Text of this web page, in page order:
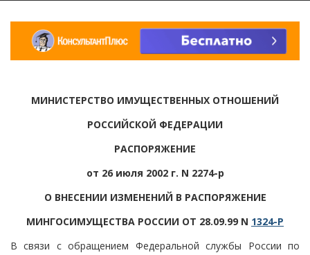
МИНИСТЕРСТВО ИМУЩЕСТВЕННЫХ ОТНОШЕНИЙ
РОССИЙСКОЙ ФЕДЕРАЦИИ
РАСПОРЯЖЕНИЕ
от 26 июля 2002 г. N 2274-р
О ВНЕСЕНИИ ИЗМЕНЕНИЙ В РАСПОРЯЖЕНИЕ
МИНГОСИМУЩЕСТВА РОССИИ ОТ 28.09.99 N 1324-Р
В связи с обращением Федеральной службы России по